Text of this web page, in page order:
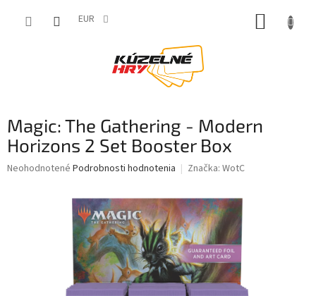
EUR
Magic: The Gathering - Modern
Horizons 2 Set Booster Box
Priemerné
Neohodnotené Podrobnosti hodnotenia Značka: WotC